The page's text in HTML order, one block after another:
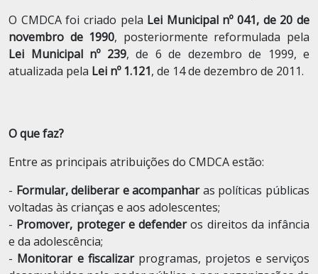
O CMDCA foi criado pela Lei Municipal nº 041, de 20 de
novembro de 1990, posteriormente reformulada pela
Lei Municipal nº 239, de 6 de dezembro de 1999, e
atualizada pela Lei nº 1.121, de 14 de dezembro de 2011.
O que faz?
Entre as principais atribuições do CMDCA estão:
- Formular, deliberar e acompanharas políticas públicas
voltadas às crianças e aos adolescentes;
- Promover, proteger e defenderos direitos da infância
e da adolescência;
- Monitorar e fiscalizar programas, projetos e serviços